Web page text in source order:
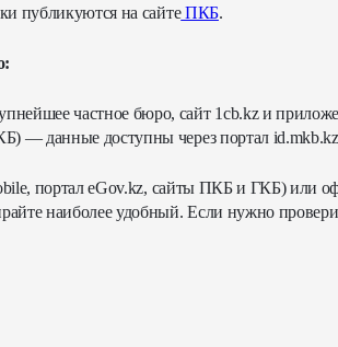
публикуются на сайтеПКБ.
частное бюро, сайт 1cb.kz и
— данные доступны через портал
портал eGov.kz, сайты ПКБ и ГКБ) или
наиболее удобный. Если нужно